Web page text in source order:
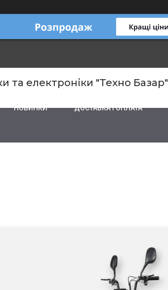
та електроніки "Техно Базар"
НОВИНКИ ДОСТАВКА І ОПЛАТА